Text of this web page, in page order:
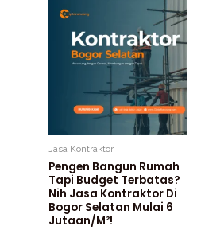
Jasa Kontraktor
Pengen Bangun Rumah
Tapi Budget Terbatas?
Nih Jasa Kontraktor Di
Bogor Selatan Mulai 6
Jutaan/m²!